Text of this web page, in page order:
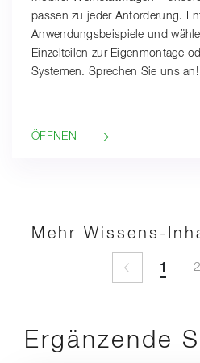
passen zu jeder Anforderung.
Anwendungsbeispiele und
Einzelteilen zur Eigenmontage
Systemen. Sprechen Sie uns an!
ÖFFNEN
Mehr Wissens-
1
1 2
2
Ergänzende